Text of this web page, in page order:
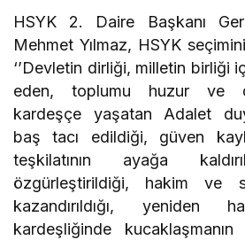
HSYK 2. Daire Başkanı
Mehmet Yılmaz, HSYK
‘’Devletin dirliği, milletin birliği
eden, toplumu huzur ve
kardeşçe yaşatan Adalet
baş tacı edildiği, güven
teşkilatının ayağa
özgürleştirildiği, hakim ve
kazandırıldığı, yeniden
kardeşliğinde kucaklaşmanın